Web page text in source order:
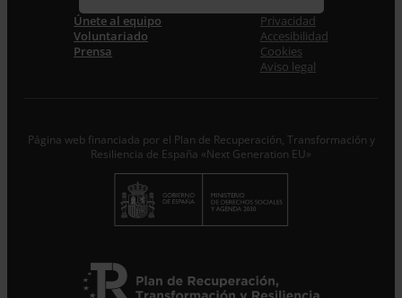
Correo electrónico *
Acepto la Política de Privacidad*
Desde ENTRECULTURAS FE Y ALEGRÍA ESPAÑA
Suscribirme
Únete al equipo
Voluntariado
Prensa
Privacidad
Accesibilidad
Cookies
Aviso legal
Página web financiada por el Plan de Recuperación, Transformación y
Resiliencia de España «Next Generation EU»